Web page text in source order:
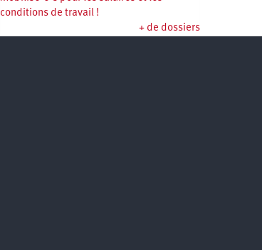
conditions de travail !
+ de dossiers